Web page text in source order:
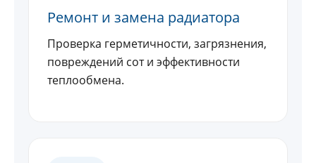
Ремонт и замена радиатора
Проверка герметичности, загрязнения,
повреждений сот и эффективности
теплообмена.